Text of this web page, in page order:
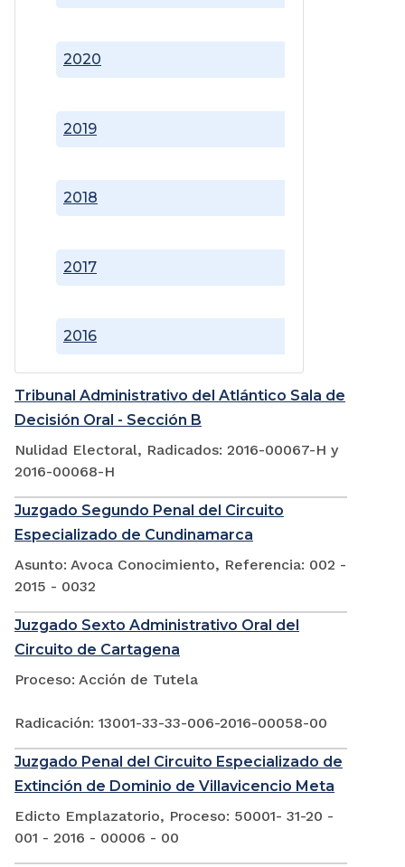
2016
2017
2018
2019
2020
Tribunal Administrativo del Atlántico Sala de
Decisión Oral - Sección B
Nulidad Electoral, Radicados: 2016-00067-H y
2016-00068-H
Juzgado Segundo Penal del Circuito
Especializado de Cundinamarca
Asunto: Avoca Conocimiento, Referencia: 002 -
2015 - 0032
Juzgado Sexto Administrativo Oral del
Circuito de Cartagena
Proceso: Acción de Tutela
Radicación: 13001-33-33-006-2016-00058-00
Juzgado Penal del Circuito Especializado de
Extinción de Dominio de Villavicencio Meta
Edicto Emplazatorio, Proceso: 50001- 31-20 -
001 - 2016 - 00006 - 00